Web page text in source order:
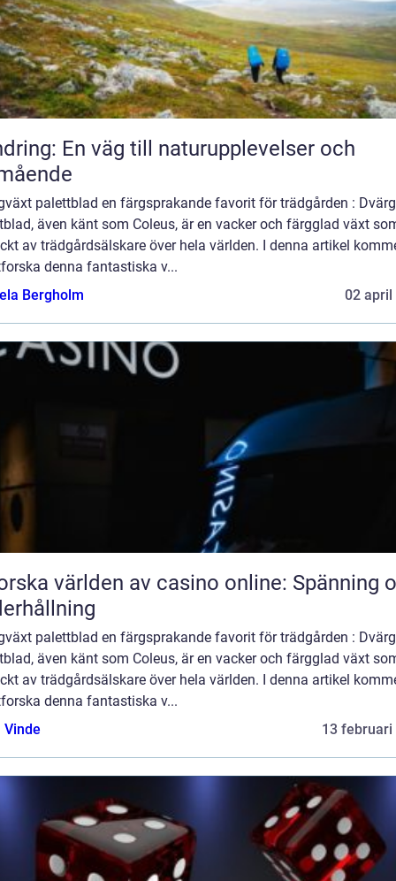
En väg till naturupplevelser och
palettblad en färgsprakande favorit för trädgården :
även känt som Coleus, är en vacker och färgglad växt
av trädgårdsälskare över hela världen. I denna artikel
denna fantastiska v...
Bergholm
02 april
världen av casino online: Spänning
palettblad en färgsprakande favorit för trädgården :
även känt som Coleus, är en vacker och färgglad växt
av trädgårdsälskare över hela världen. I denna artikel
denna fantastiska v...
Vinde
13 februari